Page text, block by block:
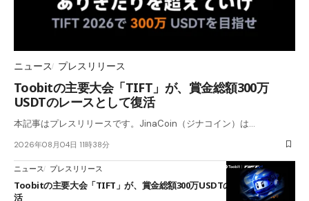
ニュース プレスリリース
Toobitの主要大会「TIFT」が、賞金総額300万
USDTのレースとして復活
本記事はプレスリリースです。JinaCoin（ジナコイン）は…
2026年08月04日 11時38分
ニュース プレスリリース
Toobitの主要大会「TIFT」が、賞金総額300万USDTのレースとして復
活